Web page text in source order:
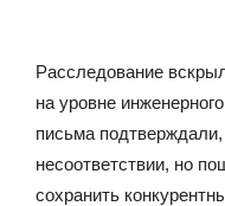
Расследование
на уровне
письма
несоответствии, но
сохранить